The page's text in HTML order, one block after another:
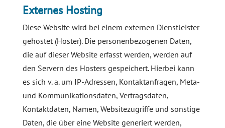
Externes Hosting
Diese Website wird bei einem externen Dienstleister
gehostet (Hoster). Die personenbezogenen Daten,
die auf dieser Website erfasst werden, werden auf
den Servern des Hosters gespeichert. Hierbei kann
es sich v. a. um IP-Adressen, Kontaktanfragen, Meta-
und Kommunikationsdaten, Vertragsdaten,
Kontaktdaten, Namen, Websitezugriffe und sonstige
Daten, die über eine Website generiert werden,